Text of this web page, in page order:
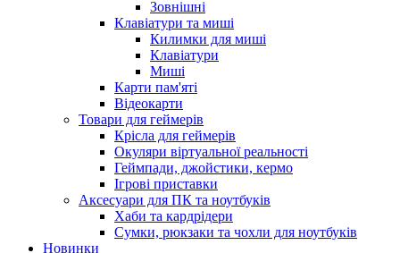
Зовнішні
Клавіатури та миші
Килимки для миші
Клавіатури
Миші
Карти пам'яті
Відеокарти
Товари для геймерів
Крісла для геймерів
Окуляри віртуальної реальності
Геймпади, джойстики, кермо
Ігрові приставки
Аксесуари для ПК та ноутбуків
Хаби та кардрідери
Сумки, рюкзаки та чохли для ноутбуків
Новинки